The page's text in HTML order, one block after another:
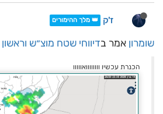
ז'ק 👑 מלך ההימורים
שומרון אמר בדיווחי שטח מוצ״ש וראשון 14/15 מרץ 2026
הכנרת עכשיו וווווווואווווו